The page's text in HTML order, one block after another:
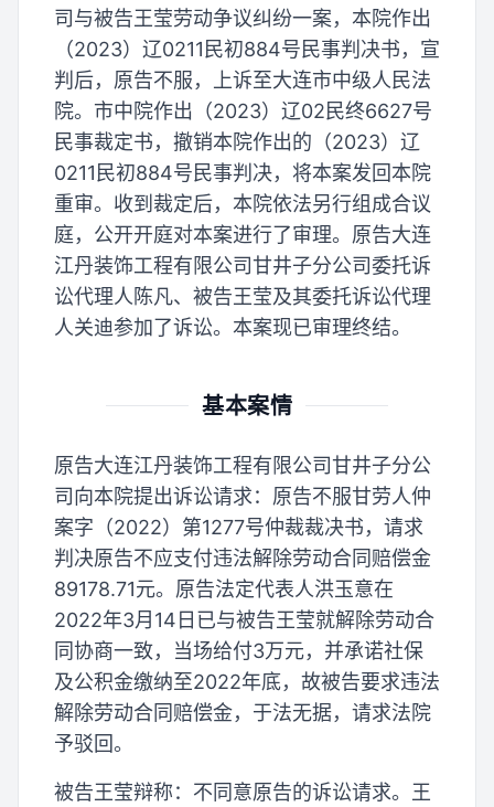
司与被告王莹劳动争议纠纷一案，本院作出
（2023）辽0211民初884号民事判决书，宣
判后，原告不服，上诉至大连市中级人民法
院。市中院作出（2023）辽02民终6627号
民事裁定书，撤销本院作出的（2023）辽
0211民初884号民事判决，将本案发回本院
重审。收到裁定后，本院依法另行组成合议
庭，公开开庭对本案进行了审理。原告大连
江丹装饰工程有限公司甘井子分公司委托诉
讼代理人陈凡、被告王莹及其委托诉讼代理
人关迪参加了诉讼。本案现已审理终结。
基本案情
原告大连江丹装饰工程有限公司甘井子分公
司向本院提出诉讼请求：原告不服甘劳人仲
案字（2022）第1277号仲裁裁决书，请求
判决原告不应支付违法解除劳动合同赔偿金
89178.71元。原告法定代表人洪玉意在
2022年3月14日已与被告王莹就解除劳动合
同协商一致，当场给付3万元，并承诺社保
及公积金缴纳至2022年底，故被告要求违法
解除劳动合同赔偿金，于法无据，请求法院
予驳回。
被告王莹辩称：不同意原告的诉讼请求。王